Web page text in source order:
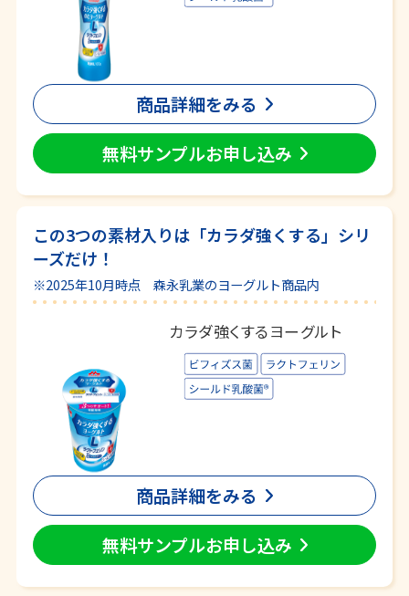
商品詳細をみる
無料サンプルお申し込み
この3つの素材入りは「カラダ強くする」シリ
ーズだけ！
※2025年10月時点 森永乳業のヨーグルト商品内
カラダ強くするヨーグルト
商品詳細をみる
無料サンプルお申し込み